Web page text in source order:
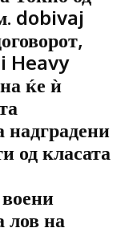
dobivaj
Heavy
ќе ѝ
надградени
од класата
лов на